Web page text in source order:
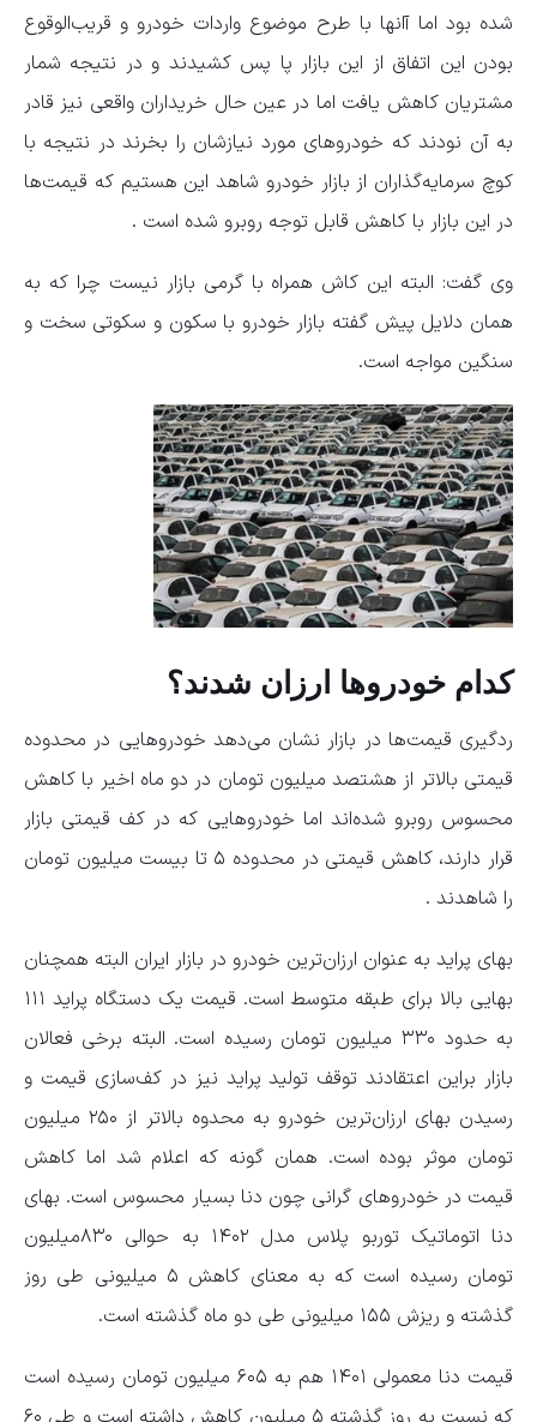
شده بود اما آانها با طرح موضوع واردات خودرو و قریب‌الوقوع
بودن این اتفاق از این بازار پا پس کشیدند و در نتیجه شمار
مشتریان کاهش یافت اما در عین حال خریداران واقعی نیز قادر
به آن نودند که خودروهای مورد نیازشان را بخرند در نتیجه با
کوچ سرمایه‌گذاران از بازار خودرو شاهد این هستیم که قیمت‌ها
در این بازار با کاهش قابل توجه روبرو شده است .
وی گفت: البته این کاش همراه با گرمی بازار نیست چرا که به
همان دلایل پیش گفته بازار خودرو با سکون و سکوتی سخت و
سنگین مواجه است.
کدام خودروها ارزان شدند؟
ردگیری قیمت‌ها در بازار نشان می‌دهد خودروهایی در محدوده
قیمتی بالاتر از هشتصد میلیون تومان در دو ماه اخیر با کاهش
محسوس روبرو شده‌اند اما خودروهایی که در کف قیمتی بازار
قرار دارند، کاهش قیمتی در محدوده ۵ تا بیست میلیون تومان
را شاهدند .
بهای پراید به عنوان ارزان‌ترین خودرو در بازار ایران البته همچنان
بهایی بالا برای طبقه متوسط است. قیمت یک دستگاه پراید ۱۱۱
به حدود ۳۳۰ میلیون تومان رسیده است. البته برخی فعالان
بازار براین اعتقادند توقف تولید پراید نیز در کف‌سازی قیمت و
رسیدن بهای ارزان‌ترین خودرو به محدوه بالاتر از ۲۵۰ میلیون
تومان موثر بوده است. همان گونه که اعلام شد اما کاهش
قیمت در خودروهای گرانی چون دنا بسیار محسوس است. بهای
دنا اتوماتیک توربو پلاس مدل ۱۴۰۲ به حوالی ۸۳۰میلیون
تومان رسیده است که به معنای کاهش ۵ میلیونی طی روز
گذشته و ریزش ۱۵۵ میلیونی طی دو ماه گذشته است.
قیمت دنا معمولی ۱۴۰۱ هم به ۶۰۵ میلیون تومان رسیده است